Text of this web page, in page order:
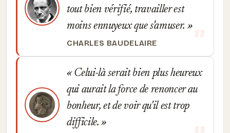
tout bien vérifié, travailler est
moins ennuyeux que s'amuser.
CHARLES BAUDELAIRE
Celui-là serait bien plus heureux
qui aurait la force de renoncer au
bonheur, et de voir qu'il est trop
difficile.